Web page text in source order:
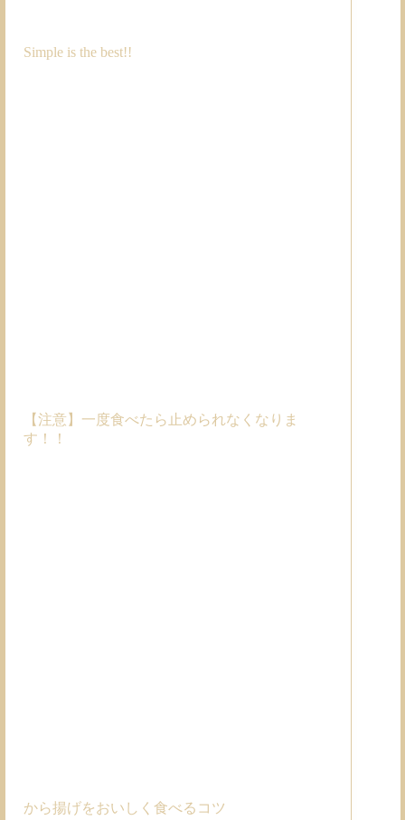
Simple is the best!!
【注意】一度食べたら止められなくなりま
す！！
から揚げをおいしく食べるコツ